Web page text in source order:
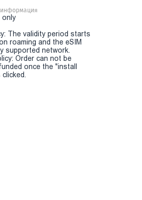
only
The validity period starts
roaming and the eSIM
supported network.
Order can not be
once the "install